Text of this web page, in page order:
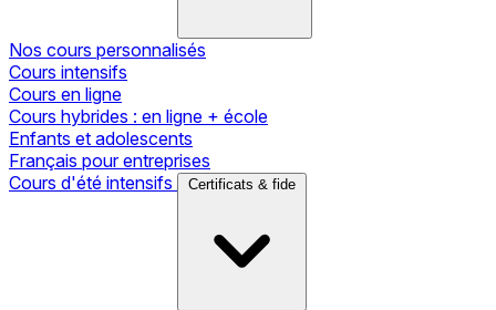
Nos cours personnalisés
Cours intensifs
Cours en ligne
Cours hybrides : en ligne + école
Enfants et adolescents
Français pour entreprises
Cours d'été intensifs
Certificats & fide